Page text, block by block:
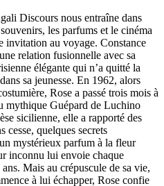
Discours nous entraîne dans
les parfums et le cinéma
invitation au voyage. Constance
relation fusionnelle avec sa
élégante qui n’a quitté la
sa jeunesse. En 1962, alors
Rose a passé trois mois à
mythique Guépard de Luchino
sicilienne, elle a rapporté des
cesse, quelques secrets
mystérieux parfum à la fleur
inconnu lui envoie chaque
Mais au crépuscule de sa vie,
à lui échapper, Rose confie